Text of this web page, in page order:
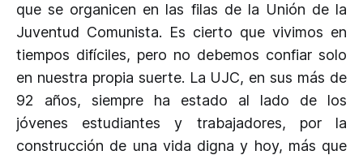
que se organicen en las filas de la Unión de la
Juventud Comunista. Es cierto que vivimos en
tiempos difíciles, pero no debemos confiar solo
en nuestra propia suerte. La UJC, en sus más de
92 años, siempre ha estado al lado de los
jóvenes estudiantes y trabajadores, por la
construcción de una vida digna y hoy, más que